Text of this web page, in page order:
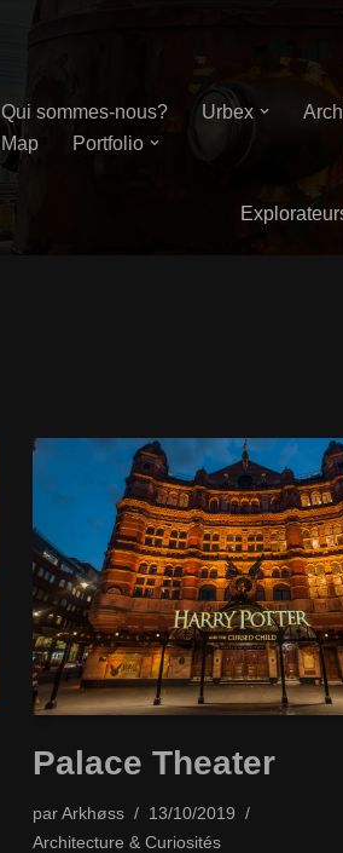
Qui sommes-nous? Urbex
Map
Portfolio
Palace Theater
parArkhøss
13/10/2019
Architecture & Curiosités